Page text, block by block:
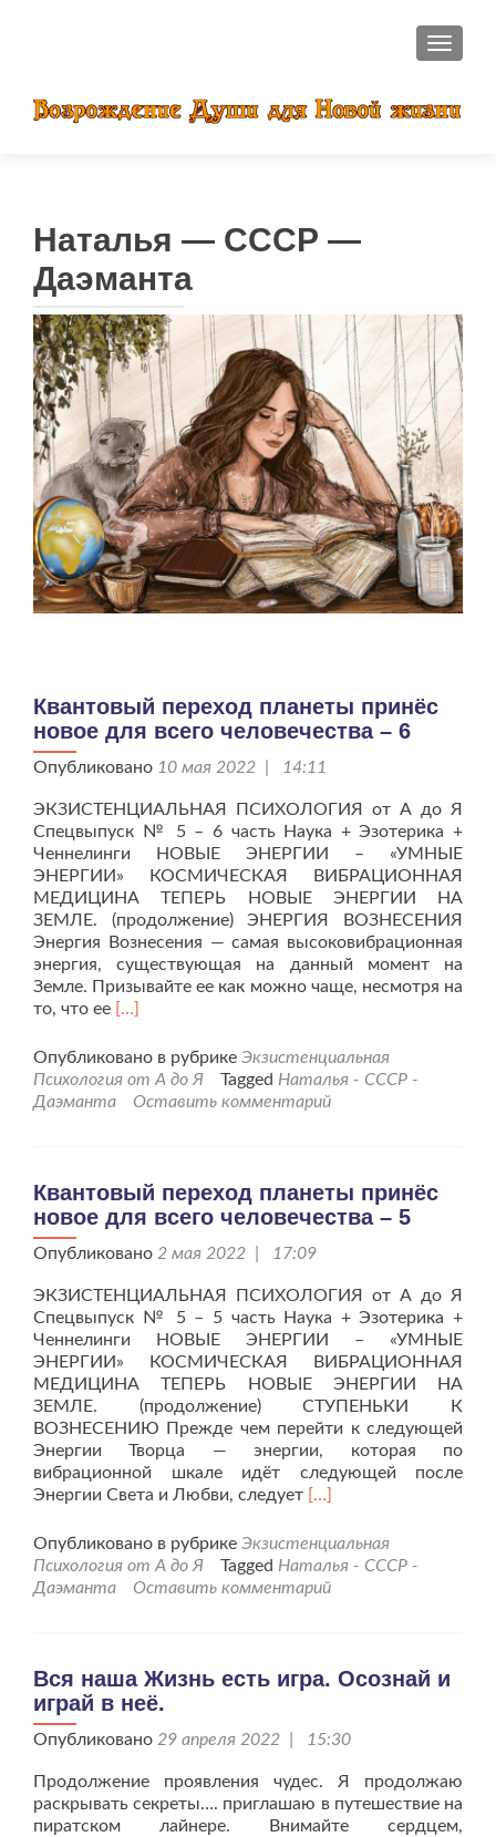
Наталья — СССР —
Даэманта
Квантовый переход планеты принёс
новое для всего человечества – 6
Опубликовано 10 мая 2022 | 14:11
ЭКЗИСТЕНЦИАЛЬНАЯ ПСИХОЛОГИЯ от А до Я
Спецвыпуск № 5 – 6 часть Наука + Эзотерика +
Ченнелинги НОВЫЕ ЭНЕРГИИ – «УМНЫЕ
ЭНЕРГИИ» КОСМИЧЕСКАЯ ВИБРАЦИОННАЯ
МЕДИЦИНА ТЕПЕРЬ НОВЫЕ ЭНЕРГИИ НА
ЗЕМЛЕ. (продолжение) ЭНЕРГИЯ ВОЗНЕСЕНИЯ
Энергия Вознесения — самая высоковибрационная
энергия, существующая на данный момент на
Земле. Призывайте ее как можно чаще, несмотря на
то, что ее Читать
проКвантовый
переход
планеты
всего
человечества
–
6
[…]
Опубликовано в рубрике Экзистенциальная
Психология от А до Я
Tagged Наталья - СССР -
Даэманта
Оставить комментарий
Квантовый переход планеты принёс
новое для всего человечества – 5
Опубликовано 2 мая 2022 | 17:09
ЭКЗИСТЕНЦИАЛЬНАЯ ПСИХОЛОГИЯ от А до Я
Спецвыпуск № 5 – 5 часть Наука + Эзотерика +
Ченнелинги НОВЫЕ ЭНЕРГИИ – «УМНЫЕ
ЭНЕРГИИ» КОСМИЧЕСКАЯ ВИБРАЦИОННАЯ
МЕДИЦИНА ТЕПЕРЬ НОВЫЕ ЭНЕРГИИ НА
ЗЕМЛЕ. (продолжение) СТУПЕНЬКИ К
ВОЗНЕСЕНИЮ Прежде чем перейти к следующей
Энергии Творца — энергии, которая по
вибрационной шкале идёт следующей после
Энергии Света и Любви, следует Читать
проКвантовый
переход
планеты
всего
5
[…]
Опубликовано в рубрике Экзистенциальная
Психология от А до Я
Tagged Наталья - СССР -
Даэманта
Оставить комментарий
Вся наша Жизнь есть игра. Осознай и
играй в неё.
Опубликовано 29 апреля 2022 | 15:30
Продолжение проявления чудес. Я продолжаю
раскрывать секреты…. приглашаю в путешествие на
пиратском лайнере. Внимайте сердцем,